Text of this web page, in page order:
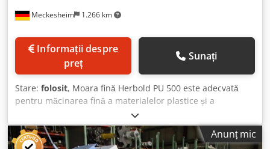
Meckesheim 1.266 km
preț
Sunați
Stare: folosit, Moara fină Herbold PU 500 este adecvată
pentru măcinarea fină a materialelor plastice și a
materialelor moi până la semidure. Putere de acționare: 55
kW Diametru discului de măcinare: 500 mm Chjdpfx
Afozmdgxslea Capacitate de procesare: aprox. 200-800
Anunț mic